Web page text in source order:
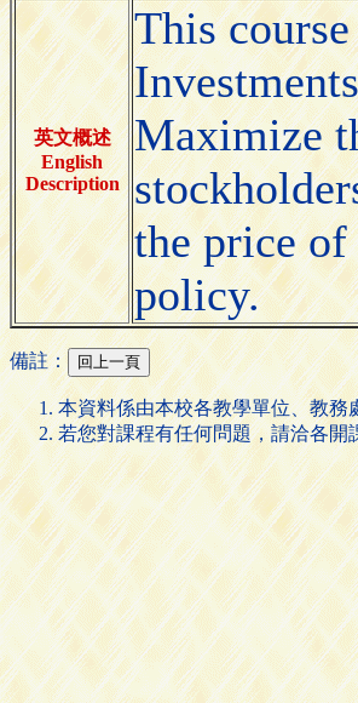
英文概述
English
Description
This
Maximize
the price
policy.
備註：
本資料係由本校各教學單位、教
若您對課程有任何問題，請洽各開